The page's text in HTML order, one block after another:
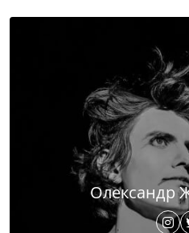
Олександр